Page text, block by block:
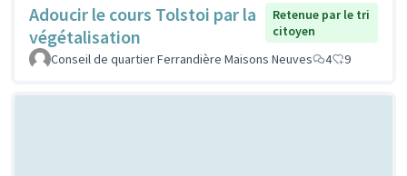
Adoucir le cours Tolstoi par la
végétalisation
Retenue par le tri
citoyen
Conseil de quartier Ferrandière Maisons Neuves
4 9